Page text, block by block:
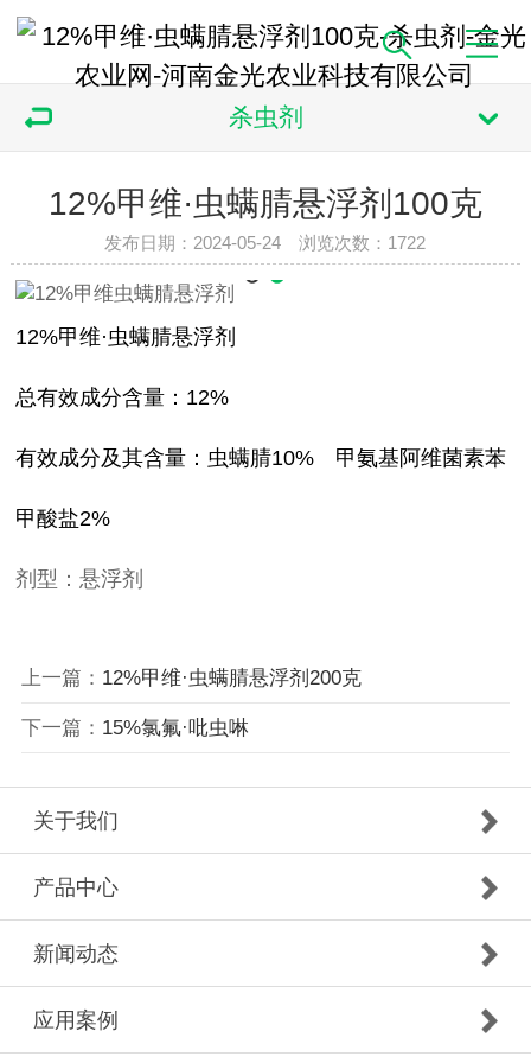
杀虫剂
12%甲维·虫螨腈悬浮剂100克
发布日期：2024-05-24 浏览次数： 1722
12%甲维·虫螨腈悬浮剂
总有效成分含量：12%
有效成分及其含量：虫螨腈10% 甲氨基阿维菌素苯
甲酸盐2%
剂型 ：悬浮剂
上一篇： 12%甲维·虫螨腈悬浮剂200克
下一篇： 15%氯氟·吡虫啉
关于我们
产品中心
新闻动态
应用案例